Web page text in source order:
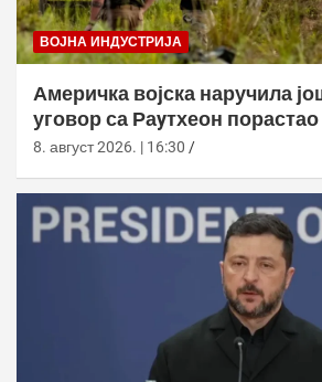
ВОЈНА ИНДУСТРИЈА
Америчка војска наручила
уговор са Раyтхеон порастао
милиона долара
8. август 2026. | 16:30